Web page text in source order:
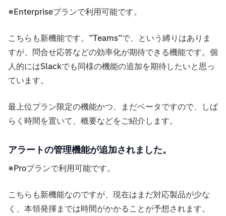
※Enterpriseプランで利用可能です。
こちらも新機能です。”Teams”で、という縛りはありま
すが、問合せ応答などの効率化が期待できる機能です。個
人的にはSlackでも同様の機能の追加を期待したいと思っ
ています。
最上位プラン限定の機能かつ、まだベータですので、しば
らく時間を置いて、概要などをご紹介します。
アラートの管理機能が追加されました。
※Proプランで利用可能です。
こちらも新機能なのですが、現在はまだ対応製品が少な
く、本領発揮までは時間がかかることが予想されます。